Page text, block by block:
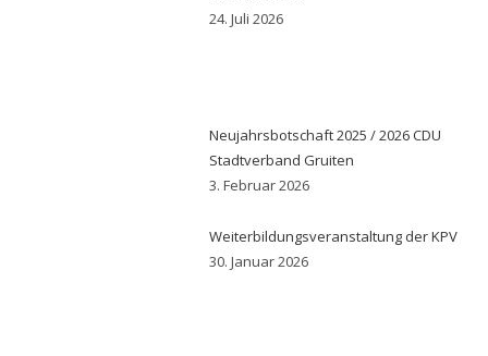
24. Juli 2026
Neujahrsbotschaft 2025 / 2026 CDU
Stadtverband Gruiten
3. Februar 2026
Weiterbildungsveranstaltung der KPV
30. Januar 2026